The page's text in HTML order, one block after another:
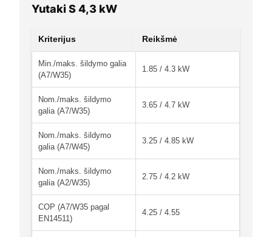
Yutaki S 4,3 kW
Kriterijus Reikšmė
Min./maks. šildymo galia
(A7/W35)
1.85 / 4.3 kW
Nom./maks. šildymo
galia (A7/W35)
3.65 / 4.7 kW
Nom./maks. šildymo
galia (A7/W45)
3.25 / 4.85 kW
Nom./maks. šildymo
galia (A2/W35)
2.75 / 4.2 kW
COP (A7/W35 pagal
EN14511)
4.25 / 4.55